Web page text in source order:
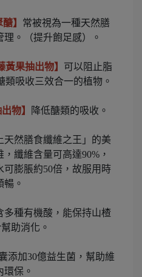
】 常被視為一種天然膳
。（提升飽足感）。
黃果抽出物】 可以阻止脂
類吸收三效合一的植物。
物】 降低醣類的吸收。
天然膳食纖維之王」的美
纖維含量可高達90%，
膨脹約50倍，故服用時
。
多種有機酸，能保持山楂
助消化。
添加30億益生菌，幫助維
保。